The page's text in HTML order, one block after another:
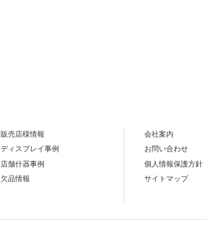
販売店様情報
ディスプレイ事例
店舗什器事例
欠品情報
会社案内
お問い合わせ
個人情報保護方針
サイトマップ